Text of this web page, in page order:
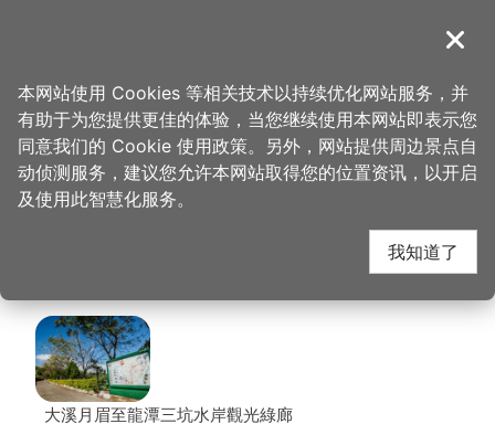
導覽
首页 > 想去的地方 > 美食、购物 > 大溪全家福海鲜餐厅
大溪全家福海鲜餐厅 周
边景点
大溪月眉至龍潭三坑水岸觀光綠廊
关闭
本网站使用 Cookies 等相关技术以持续优化网站服务，并
有助于为您提供更佳的体验，当您继续使用本网站即表示您
同意我们的 Cookie 使用政策。另外，网站提供周边景点自
动侦测服务，建议您允许本网站取得您的位置资讯，以开启
及使用此智慧化服务。
我知道了